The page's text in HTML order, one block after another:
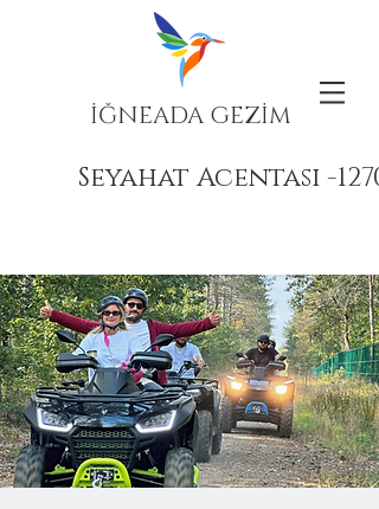
İĞNEADA GEZİM
Seyahat Acentası -